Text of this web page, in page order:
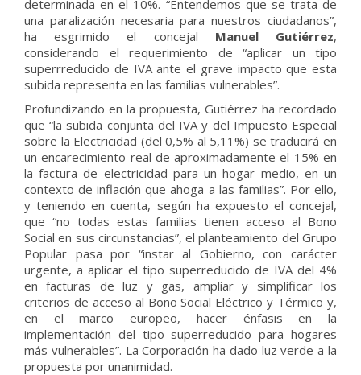
determinada en el 10%. “Entendemos que se trata de
una paralización necesaria para nuestros ciudadanos”,
ha esgrimido el concejal Manuel Gutiérrez,
considerando el requerimiento de “aplicar un tipo
superrreducido de IVA ante el grave impacto que esta
subida representa en las familias vulnerables”.
Profundizando en la propuesta, Gutiérrez ha recordado
que “la subida conjunta del IVA y del Impuesto Especial
sobre la Electricidad (del 0,5% al 5,11%) se traducirá en
un encarecimiento real de aproximadamente el 15% en
la factura de electricidad para un hogar medio, en un
contexto de inflación que ahoga a las familias”. Por ello,
y teniendo en cuenta, según ha expuesto el concejal,
que “no todas estas familias tienen acceso al Bono
Social en sus circunstancias”, el planteamiento del Grupo
Popular pasa por “instar al Gobierno, con carácter
urgente, a aplicar el tipo superreducido de IVA del 4%
en facturas de luz y gas, ampliar y simplificar los
criterios de acceso al Bono Social Eléctrico y Térmico y,
en el marco europeo, hacer énfasis en la
implementación del tipo superreducido para hogares
más vulnerables”. La Corporación ha dado luz verde a la
propuesta por unanimidad.